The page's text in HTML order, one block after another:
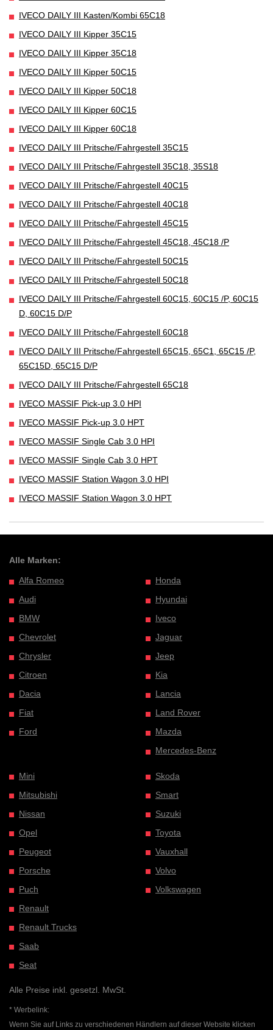
IVECO DAILY III Kasten/Kombi 65C18
IVECO DAILY III Kipper 35C15
IVECO DAILY III Kipper 35C18
IVECO DAILY III Kipper 50C15
IVECO DAILY III Kipper 50C18
IVECO DAILY III Kipper 60C15
IVECO DAILY III Kipper 60C18
IVECO DAILY III Pritsche/Fahrgestell 35C15
IVECO DAILY III Pritsche/Fahrgestell 35C18, 35S18
IVECO DAILY III Pritsche/Fahrgestell 40C15
IVECO DAILY III Pritsche/Fahrgestell 40C18
IVECO DAILY III Pritsche/Fahrgestell 45C15
IVECO DAILY III Pritsche/Fahrgestell 45C18, 45C18 /P
IVECO DAILY III Pritsche/Fahrgestell 50C15
IVECO DAILY III Pritsche/Fahrgestell 50C18
IVECO DAILY III Pritsche/Fahrgestell 60C15, 60C15 /P, 60C15
D, 60C15 D/P
IVECO DAILY III Pritsche/Fahrgestell 60C18
IVECO DAILY III Pritsche/Fahrgestell 65C15, 65C1, 65C15 /P,
65C15D, 65C15 D/P
IVECO DAILY III Pritsche/Fahrgestell 65C18
IVECO MASSIF Pick-up 3.0 HPI
IVECO MASSIF Pick-up 3.0 HPT
IVECO MASSIF Single Cab 3.0 HPI
IVECO MASSIF Single Cab 3.0 HPT
IVECO MASSIF Station Wagon 3.0 HPI
IVECO MASSIF Station Wagon 3.0 HPT
Alle Marken:
Alfa Romeo
Audi
BMW
Chevrolet
Chrysler
Citroen
Dacia
Fiat
Ford
Honda
Hyundai
Iveco
Jaguar
Jeep
Kia
Lancia
Land Rover
Mazda
Mercedes-Benz
Mini
Mitsubishi
Nissan
Opel
Peugeot
Porsche
Puch
Renault
Renault Trucks
Saab
Seat
Skoda
Smart
Suzuki
Toyota
Vauxhall
Volvo
Volkswagen
Alle Preise inkl. gesetzl. MwSt.
* Werbelink:
Wenn Sie auf Links zu verschiedenen Händlern auf dieser Website klicken